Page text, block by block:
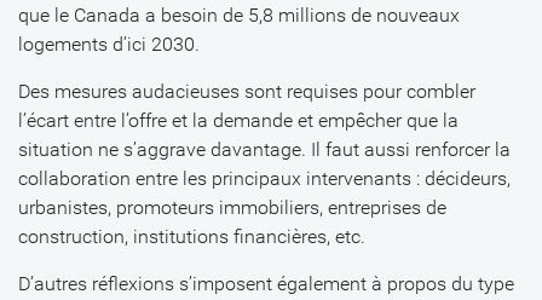
que le Canada a besoin de 5,8 millions de nouveaux
logements d’ici 2030.
Des mesures audacieuses sont requises pour combler
l’écart entre l’offre et la demande et empêcher que la
situation ne s’aggrave davantage. Il faut aussi renforcer la
collaboration entre les principaux intervenants : décideurs,
urbanistes, promoteurs immobiliers, entreprises de
construction, institutions financières, etc.
D’autres réflexions s’imposent également à propos du type